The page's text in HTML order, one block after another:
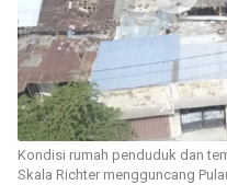
Kondisi rumah penduduk dan
Skala Richter mengguncang